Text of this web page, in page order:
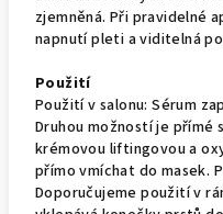
zjemněná. Při pravidelné
napnutí pleti a viditelná
Použití
Použití v salonu: Sérum
Druhou možností je přímé
krémovou liftingovou a
přímo vmíchat do masek.
Doporučujeme použití v